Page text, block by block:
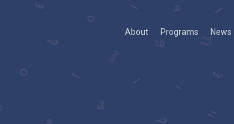
About Programs News